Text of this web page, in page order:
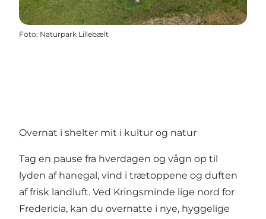
Foto: Naturpark Lillebælt
Overnat i shelter mit i kultur og natur
Tag en pause fra hverdagen og vågn op til
lyden af hanegal, vind i trætoppene og duften
af frisk landluft. Ved Kringsminde lige nord for
Fredericia, kan du overnatte i nye, hyggelige